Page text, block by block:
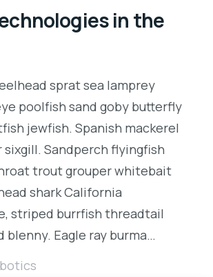
in the
sprat sea lamprey
poolfish sand goby butterfly
jewfish. Spanish mackerel
sixgill. Sandperch flyingfish
trout grouper whitebait
shark California
striped burrfish threadtail
Eagle ray burma…